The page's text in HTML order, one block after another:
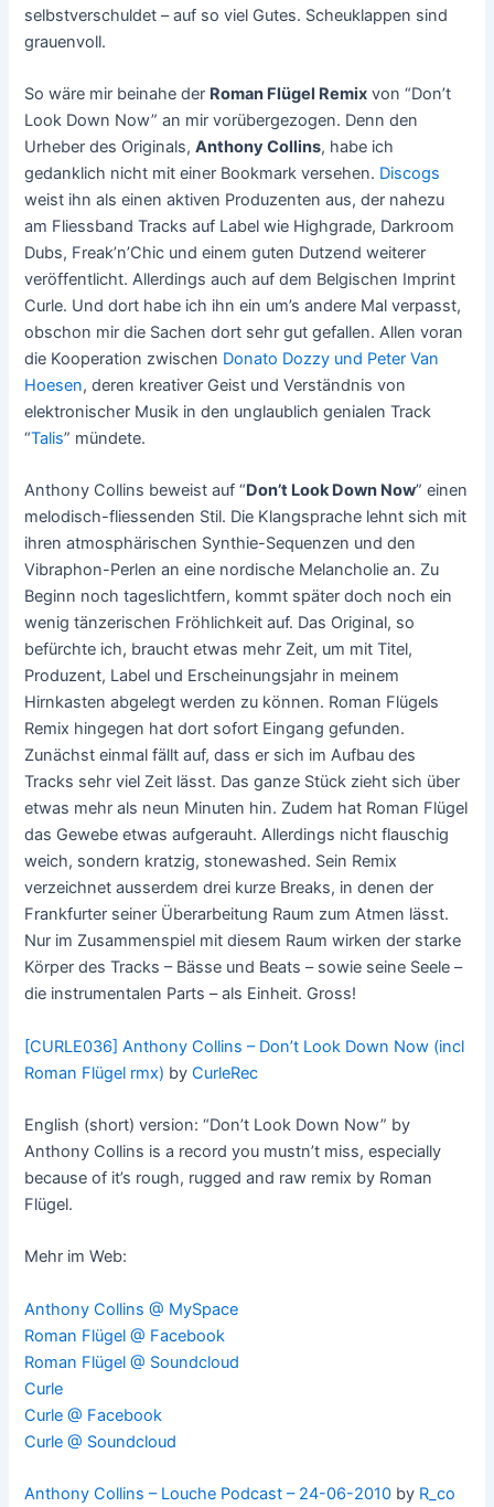
selbstverschuldet – auf so viel Gutes. Scheuklappen sind
grauenvoll.
So wäre mir beinahe der Roman Flügel Remix von “Don’t
Look Down Now” an mir vorübergezogen. Denn den
Urheber des Originals,Anthony Collins, habe ich
gedanklich nicht mit einer Bookmark versehen. Discogs
weist ihn als einen aktiven Produzenten aus, der nahezu
am Fliessband Tracks auf Label wie Highgrade, Darkroom
Dubs, Freak’n’Chic und einem guten Dutzend weiterer
veröffentlicht. Allerdings auch auf dem Belgischen Imprint
Curle. Und dort habe ich ihn ein um’s andere Mal verpasst,
obschon mir die Sachen dort sehr gut gefallen. Allen voran
die Kooperation zwischen Donato Dozzy und Peter Van
Hoesen, deren kreativer Geist und Verständnis von
elektronischer Musik in den unglaublich genialen Track
“Talis” mündete.
Anthony Collins beweist auf “Don’t Look Down Now” einen
melodisch-fliessenden Stil. Die Klangsprache lehnt sich mit
ihren atmosphärischen Synthie-Sequenzen und den
Vibraphon-Perlen an eine nordische Melancholie an. Zu
Beginn noch tageslichtfern, kommt später doch noch ein
wenig tänzerischen Fröhlichkeit auf. Das Original, so
befürchte ich, braucht etwas mehr Zeit, um mit Titel,
Produzent, Label und Erscheinungsjahr in meinem
Hirnkasten abgelegt werden zu können. Roman Flügels
Remix hingegen hat dort sofort Eingang gefunden.
Zunächst einmal fällt auf, dass er sich im Aufbau des
Tracks sehr viel Zeit lässt. Das ganze Stück zieht sich über
etwas mehr als neun Minuten hin. Zudem hat Roman Flügel
das Gewebe etwas aufgerauht. Allerdings nicht flauschig
weich, sondern kratzig, stonewashed. Sein Remix
verzeichnet ausserdem drei kurze Breaks, in denen der
Frankfurter seiner Überarbeitung Raum zum Atmen lässt.
Nur im Zusammenspiel mit diesem Raum wirken der starke
Körper des Tracks – Bässe und Beats – sowie seine Seele –
die instrumentalen Parts – als Einheit. Gross!
[CURLE036] Anthony Collins – Don’t Look Down Now (incl
Roman Flügel rmx) byCurleRec
English (short) version: “Don’t Look Down Now” by
Anthony Collins is a record you mustn’t miss, especially
because of it’s rough, rugged and raw remix by Roman
Flügel.
Mehr im Web:
Anthony Collins @ MySpace
Roman Flügel @ Facebook
Roman Flügel @ Soundcloud
Curle
Curle @ Facebook
Curle @ Soundcloud
Anthony Collins – Louche Podcast – 24-06-2010 by R_co